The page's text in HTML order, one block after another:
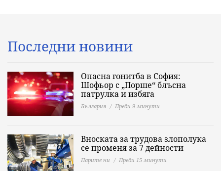
Последни новини
Опасна гонитба в София:
Шофьор с „Порше“ блъсна
патрулка и избяга
България Преди 9 минути
Вноската за трудова злополука
се променя за 7 дейности
Парите ни Преди 15 минути